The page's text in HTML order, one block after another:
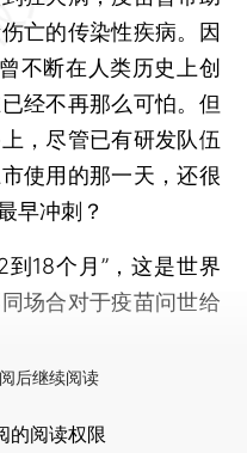
亡的传染性疾病。因
不断在人类历史上创
经不再那么可怕。但
，尽管已有研发队伍
使用的那一天，还很
早冲刺？
18个月”，这是世界
场合对于疫苗问世给
后继续阅读
的阅读权限